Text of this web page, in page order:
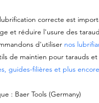
correcte est
et réduire l'usure des
d'utiliser nos
de maintien pour tarauds et
guides-filières et plus encore
: Baer Tools (Germany)